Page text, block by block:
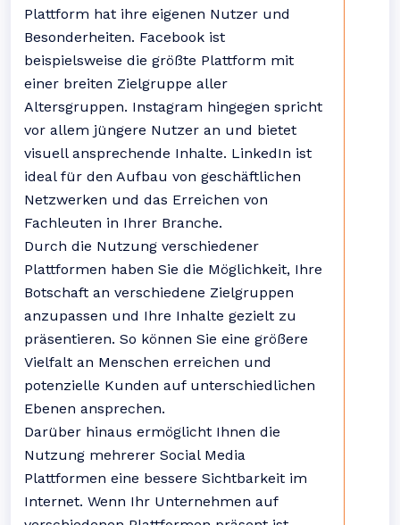
Plattform hat ihre eigenen Nutzer und
Besonderheiten. Facebook ist
beispielsweise die größte Plattform mit
einer breiten Zielgruppe aller
Altersgruppen. Instagram hingegen spricht
vor allem jüngere Nutzer an und bietet
visuell ansprechende Inhalte. LinkedIn ist
ideal für den Aufbau von geschäftlichen
Netzwerken und das Erreichen von
Fachleuten in Ihrer Branche.
Durch die Nutzung verschiedener
Plattformen haben Sie die Möglichkeit, Ihre
Botschaft an verschiedene Zielgruppen
anzupassen und Ihre Inhalte gezielt zu
präsentieren. So können Sie eine größere
Vielfalt an Menschen erreichen und
potenzielle Kunden auf unterschiedlichen
Ebenen ansprechen.
Darüber hinaus ermöglicht Ihnen die
Nutzung mehrerer Social Media
Plattformen eine bessere Sichtbarkeit im
Internet. Wenn Ihr Unternehmen auf